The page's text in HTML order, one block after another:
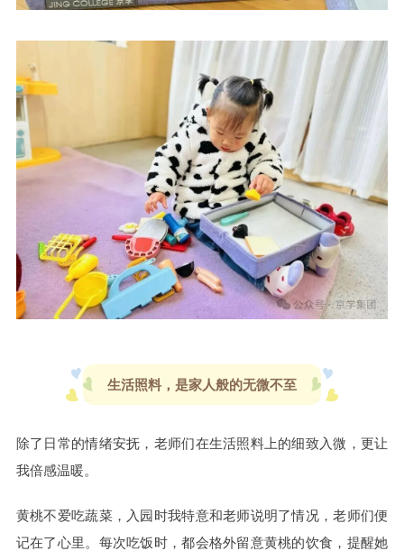
生活照料，是家人般的无微不至
除了日常的情绪安抚，老师们在生活照料上的细致入微，更让
我倍感温暖。
黄桃不爱吃蔬菜，入园时我特意和老师说明了情况，老师们便
记在了心里。每次吃饭时，都会格外留意黄桃的饮食，提醒她